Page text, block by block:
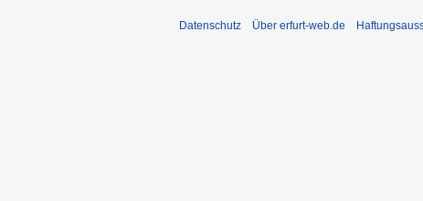
Datenschutz Über erfurt-web.de